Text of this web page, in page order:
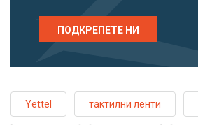
ПОДКРЕПЕТЕ НИ
Yettel тактилни ленти